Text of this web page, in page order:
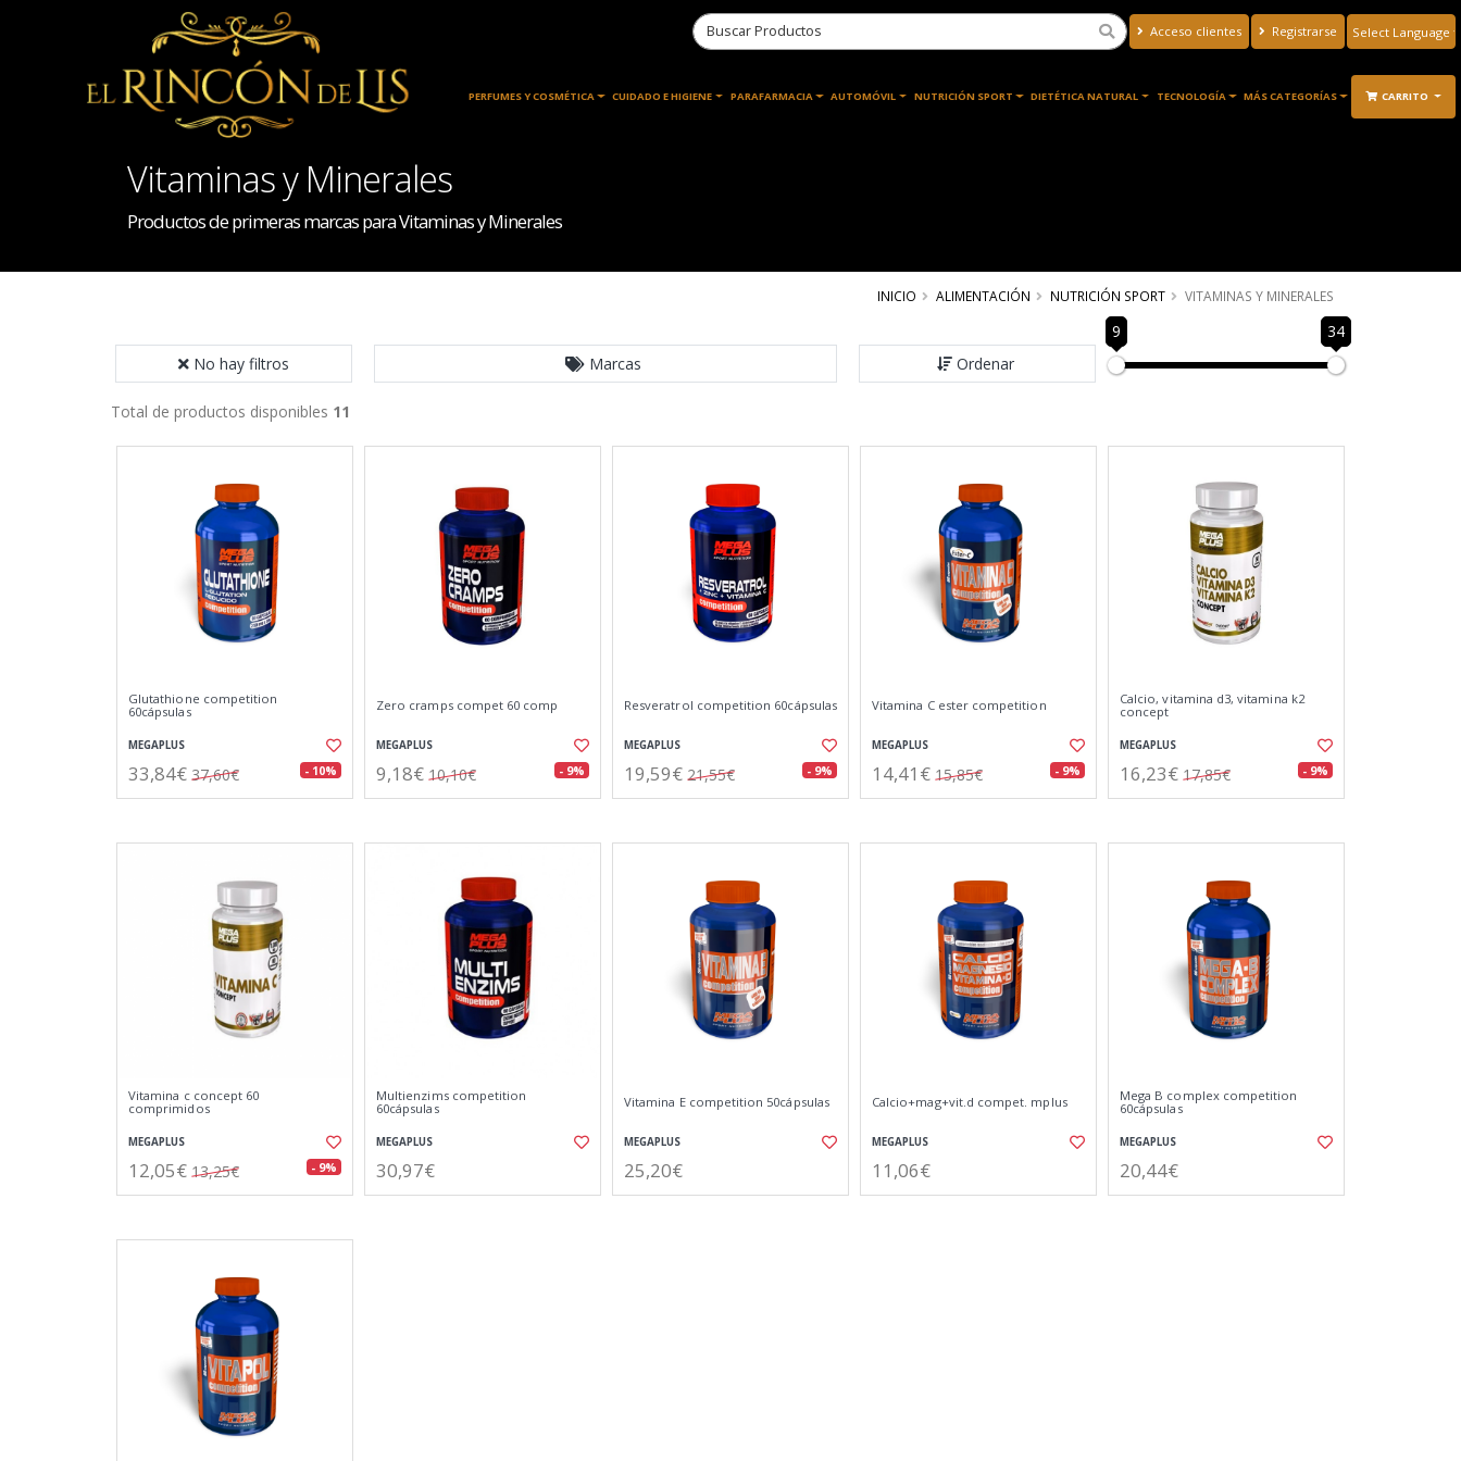
Acceso clientes Registrarse
Translate
INICIO PERFUMES Y COSMÉTICA CUIDADO E HIGIENE PARAFARMACIA AUTOMÓVIL NUTRICIÓN SPORT DIETÉTICA NATURAL TECNOLOGÍA MÁS CATEGORÍAS CARRITO
Vitaminas y Minerales
Productos de primeras marcas para Vitaminas y Minerales
INICIO ALIMENTACIÓN NUTRICIÓN SPORT VITAMINAS Y MINERALES
No hay filtros Marcas Ordenar
9 34
Total de productos disponibles 11
Glutathione competition
60cápsulas
MEGAPLUS
33,84€ 37,60€ - 10%
Zero cramps compet 60 comp
MEGAPLUS
9,18€ 10,10€ - 9%
Resveratrol competition 60cápsulas
MEGAPLUS
19,59€ 21,55€ - 9%
Vitamina C ester competition
MEGAPLUS
14,41€ 15,85€ - 9%
Calcio, vitamina d3, vitamina k2
concept
MEGAPLUS
16,23€ 17,85€ - 9%
Vitamina c concept 60
comprimidos
MEGAPLUS
12,05€ 13,25€ - 9%
Multienzims competition
60cápsulas
MEGAPLUS
30,97€
Vitamina E competition 50cápsulas
MEGAPLUS
25,20€
Calcio+mag+vit.d compet. mplus
MEGAPLUS
11,06€
Mega B complex competition
60cápsulas
MEGAPLUS
20,44€